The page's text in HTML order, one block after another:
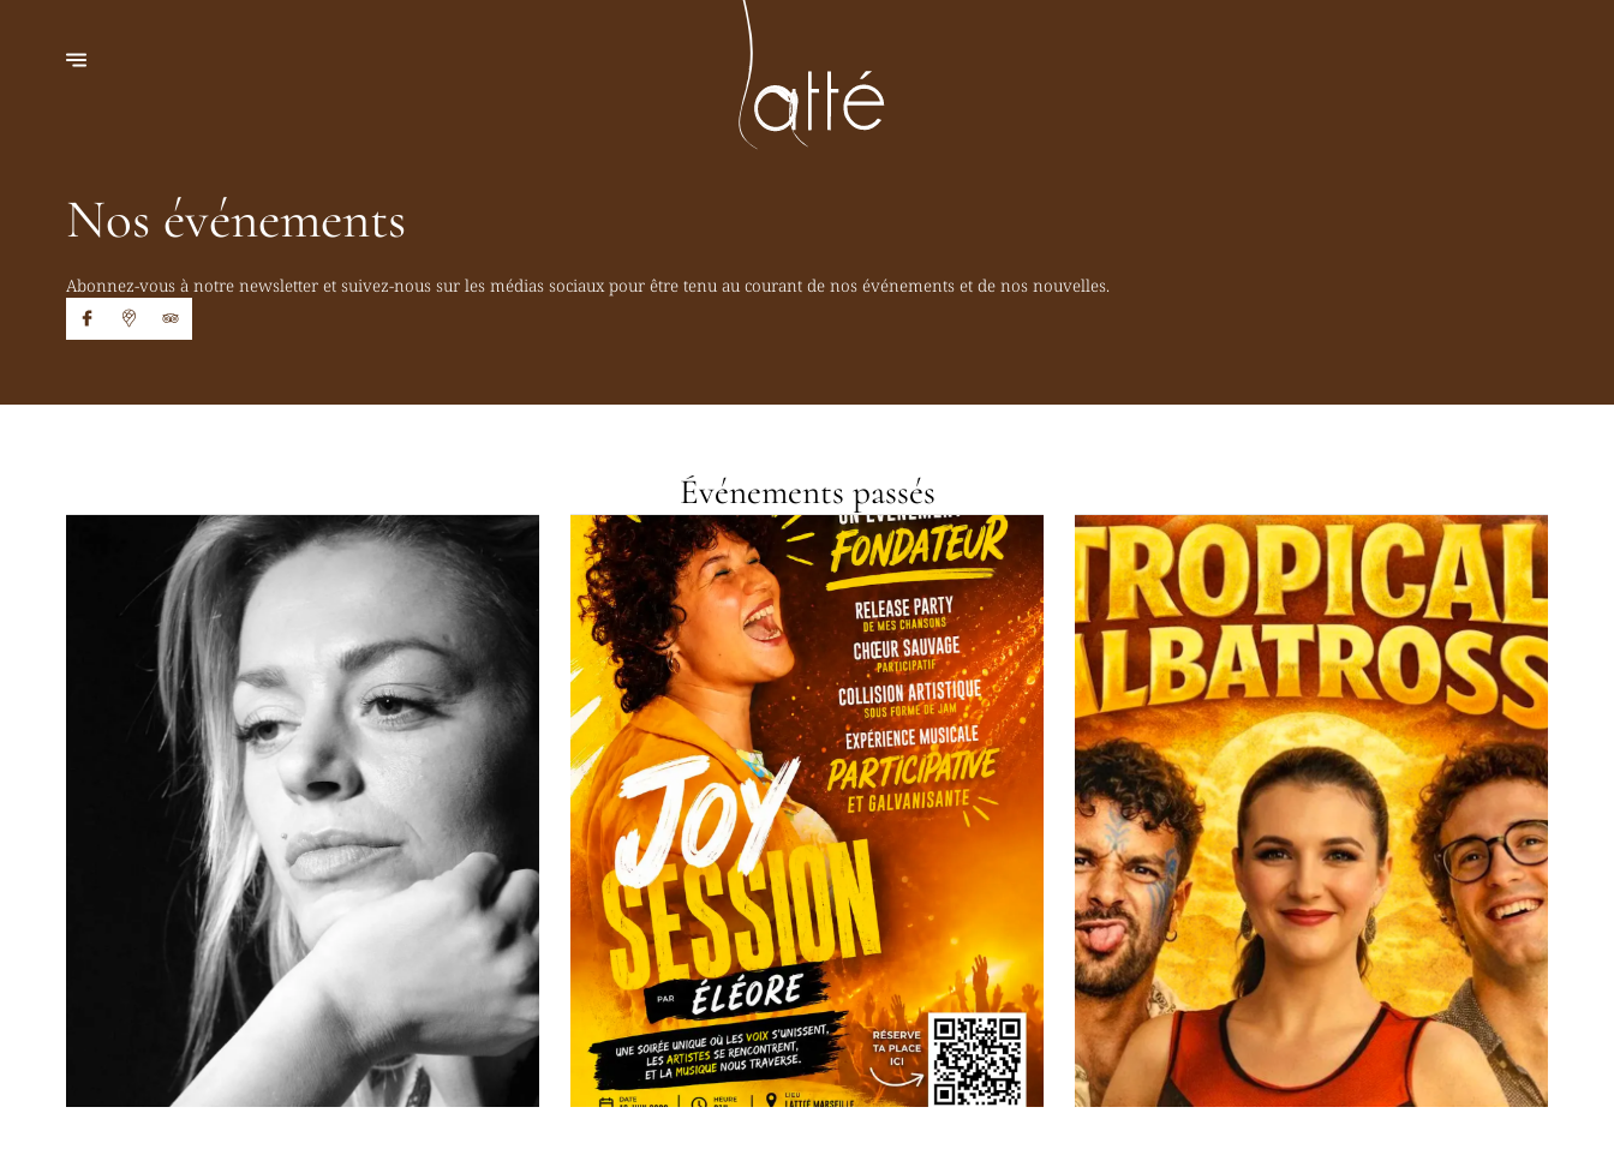
Nos événements
Abonnez-vous à notre newsletter et suivez-nous sur les médias sociaux pour être tenu au courant de nos événements et de nos nouvelles.
Événements passés